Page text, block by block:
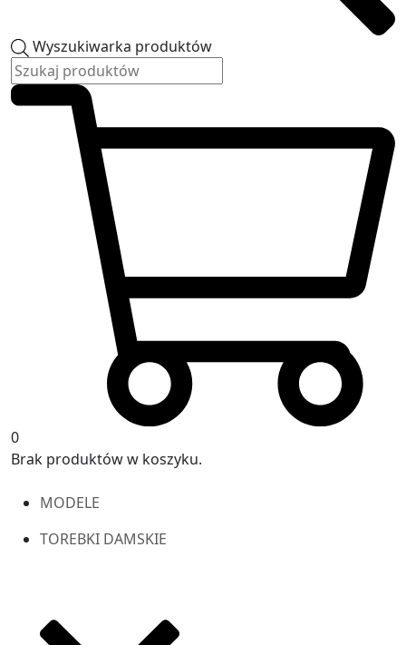
Wyszukiwarka produktów
0
Brak produktów w koszyku.
MODELE
TOREBKI DAMSKIE